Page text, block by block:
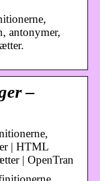
antonymer,
–
| HTML
| OpenTran